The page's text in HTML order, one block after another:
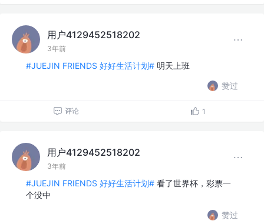
用户4129452518202
3年前
#JUEJIN FRIENDS 好好生活计划# 明天上班
赞过
评论 1
用户4129452518202
3年前
#JUEJIN FRIENDS 好好生活计划# 看了世界杯，彩票一
个没中
赞过